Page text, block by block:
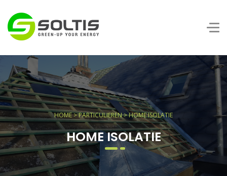
HOME>PARTICULIEREN> HOME ISOLATIE
HOME ISOLATIE